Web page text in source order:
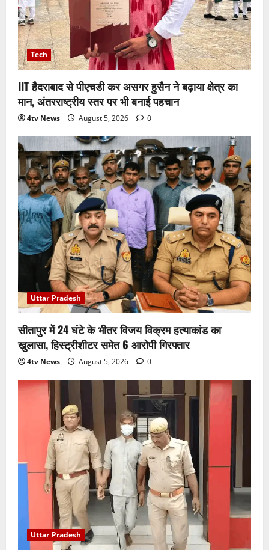
Tech
IIT हैदराबाद से पीएचडी कर असगर हुसैन ने बढ़ाया क्षेत्र का
मान, अंतरराष्ट्रीय स्तर पर भी बनाई पहचान
4tv News August 5, 2026 0
Uttar Pradesh
सीतापुर में 24 घंटे के भीतर विजय विक्रम हत्याकांड का
खुलासा, हिस्ट्रीशीटर समेत 6 आरोपी गिरफ्तार
4tv News August 5, 2026 0
Uttar Pradesh